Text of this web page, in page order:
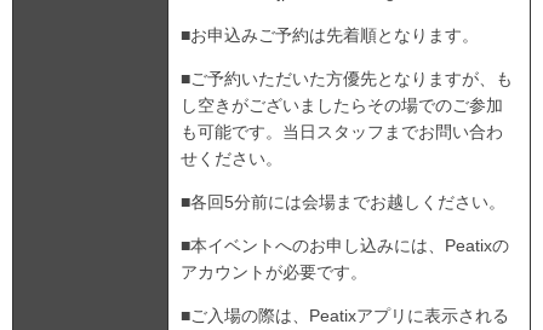
■お申込みご予約は先着順となります。
■ご予約いただいた方優先となりますが、も
し空きがございましたらその場でのご参加
も可能です。当日スタッフまでお問い合わ
せください。
■各回5分前には会場までお越しください。
■本イベントへのお申し込みには、Peatixの
アカウントが必要です。
■ご入場の際は、Peatixアプリに表示される